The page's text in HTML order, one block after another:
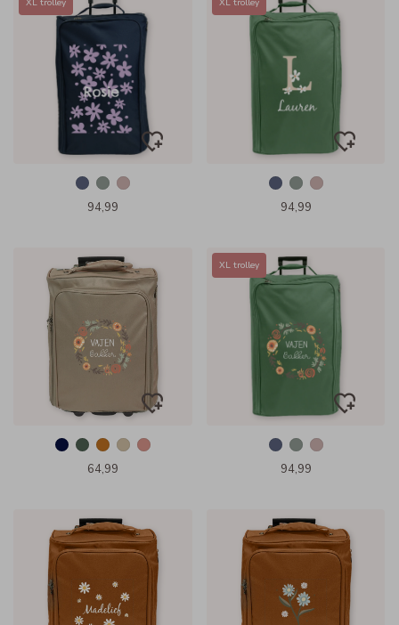
XL trolley
94,99
XL trolley
94,99
64,99
XL trolley
94,99